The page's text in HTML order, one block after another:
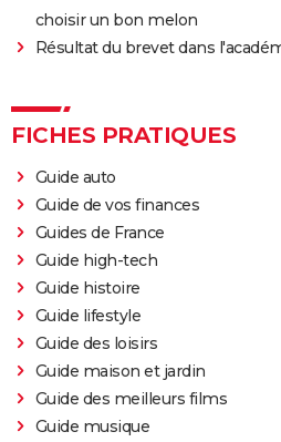
choisir un bon melon
Résultat du brevet dans
FICHES PRATIQUES
Guide auto
Guide de vos finances
Guides de France
Guide high-tech
Guide histoire
Guide lifestyle
Guide des loisirs
Guide maison et jardin
Guide des meilleurs films
Guide musique